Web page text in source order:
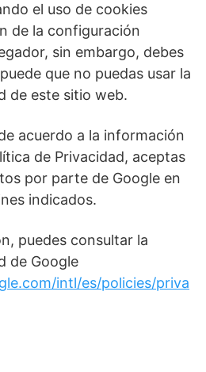
el uso de cookies
de la configuración
sin embargo, debes
que no puedas usar la
de este sitio web.
acuerdo a la información
de Privacidad, aceptas
por parte de Google en
indicados.
puedes consultar la
de Google
intl/es/policies/priva